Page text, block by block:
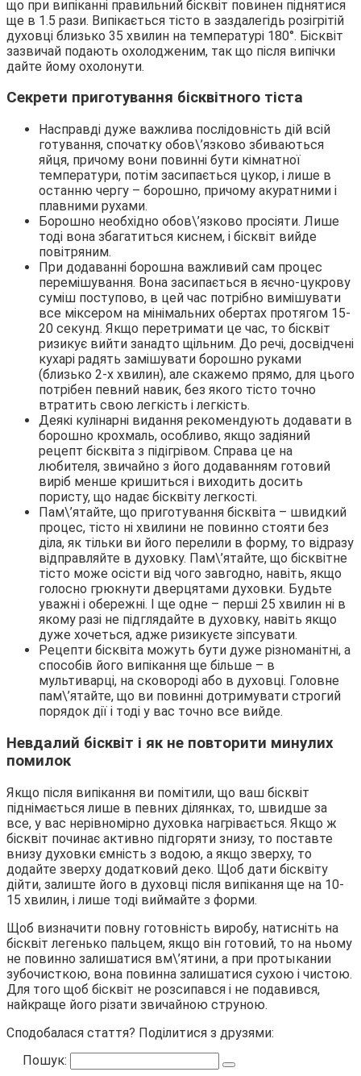
що при випіканні правильний бісквіт повинен піднятися
ще в 1.5 рази. Випікається тісто в заздалегідь розігрітій
духовці близько 35 хвилин на температурі 180°. Бісквіт
зазвичай подають охолодженим, так що після випічки
дайте йому охолонути.
Секрети приготування бісквітного тіста
Насправді дуже важлива послідовність дій всій
готування, спочатку обов\’язково збиваються
яйця, причому вони повинні бути кімнатної
температури, потім засипається цукор, і лише в
останню чергу – борошно, причому акуратними і
плавними рухами.
Борошно необхідно обов\’язково просіяти. Лише
тоді вона збагатиться киснем, і бісквіт вийде
повітряним.
При додаванні борошна важливий сам процес
перемішування. Вона засипається в яєчно-цукрову
суміш поступово, в цей час потрібно вимішувати
все міксером на мінімальних обертах протягом 15-
20 секунд. Якщо перетримати це час, то бісквіт
ризикує вийти занадто щільним. До речі, досвідчені
кухарі радять замішувати борошно руками
(близько 2-х хвилин), але скажемо прямо, для цього
потрібен певний навик, без якого тісто точно
втратить свою легкість і легкість.
Деякі кулінарні видання рекомендують додавати в
борошно крохмаль, особливо, якщо задіяний
рецепт бісквіта з підігрівом. Справа це на
любителя, звичайно з його додаванням готовий
виріб менше кришиться і виходить досить
пористу, що надає бісквіту легкості.
Пам\’ятайте, що приготування бісквіта – швидкий
процес, тісто ні хвилини не повинно стояти без
діла, як тільки ви його перелили в форму, то відразу
відправляйте в духовку. Пам\’ятайте, що бісквітне
тісто може осісти від чого завгодно, навіть, якщо
голосно грюкнути дверцятами духовки. Будьте
уважні і обережні. І ще одне – перші 25 хвилин ні в
якому разі не підглядайте в духовку, навіть якщо
дуже хочеться, адже ризикуєте зіпсувати.
Рецепти бісквіта можуть бути дуже різноманітні, а
способів його випікання ще більше – в
мультиварці, на сковороді або в духовці. Головне
пам\’ятайте, що ви повинні дотримувати строгий
порядок дії і тоді у вас точно все вийде.
Невдалий бісквіт і як не повторити минулих
помилок
Якщо після випікання ви помітили, що ваш бісквіт
піднімається лише в певних ділянках, то, швидше за
все, у вас нерівномірно духовка нагрівається. Якщо ж
бісквіт починає активно підгоряти знизу, то поставте
внизу духовки ємність з водою, а якщо зверху, то
додайте зверху додатковий деко. Щоб дати бісквіту
дійти, залиште його в духовці після випікання ще на 10-
15 хвилин, і лише тоді виймайте з форми.
Щоб визначити повну готовність виробу, натисніть на
бісквіт легенько пальцем, якщо він готовий, то на ньому
не повинно залишатися вм\’ятини, а при протыкании
зубочисткою, вона повинна залишатися сухою і чистою.
Для того щоб бісквіт не розсипався і не подавився,
найкраще його різати звичайною струною.
Сподобалася стаття? Поділитися з друзями:
Пошук: